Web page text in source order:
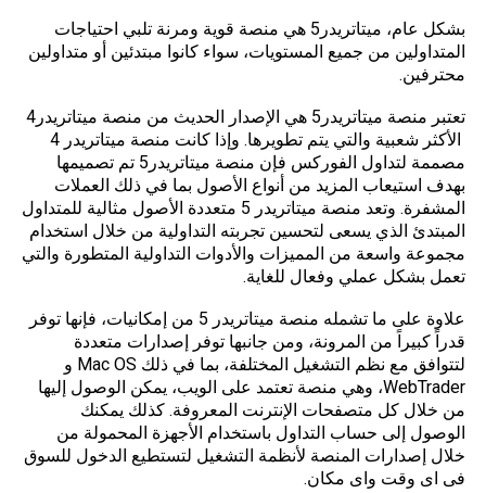
بشكل عام، ميتاتريدر5 هي منصة قوية ومرنة تلبي احتياجات
المتداولين من جميع المستويات، سواء كانوا مبتدئين أو متداولين
محترفين.
تعتبر منصة ميتاتريدر5 هي الإصدار الحديث من منصة
ميتاتريدر4
الأكثر شعبية والتي يتم تطويرها. وإذا كانت منصة ميتاتريدر 4
مصممة لتداول الفوركس فإن منصة ميتاتريدر5 تم تصميمها
بهدف استيعاب المزيد من أنواع الأصول بما في ذلك العملات
المشفرة. وتعد منصة ميتاتريدر 5 متعددة الأصول مثالية للمتداول
المبتدئ الذي يسعى لتحسين تجربته التداولية من خلال استخدام
مجموعة واسعة من المميزات والأدوات التداولية المتطورة والتي
تعمل بشكل عملي وفعال للغاية.
علاوة على ما تشمله منصة ميتاتريدر 5 من إمكانيات، فإنها توفر
قدراً كبيراً من المرونة، ومن جانبها توفر إصدارات متعددة
لتتوافق مع نظم التشغيل المختلفة، بما في ذلك Mac OS و
WebTrader، وهي منصة تعتمد على الويب، يمكن الوصول إليها
من خلال كل متصفحات الإنترنت المعروفة. كذلك يمكنك
الوصول إلى حساب التداول باستخدام الأجهزة المحمولة من
خلال إصدارات المنصة لأنظمة التشغيل لتستطيع الدخول للسوق
فى اى وقت واى مكان.